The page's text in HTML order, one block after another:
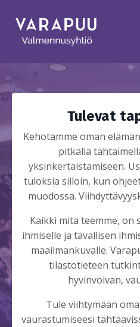
Tulevat
Kehotamme oman
pitkällä
yksinkertaistamiseen.
tuloksia silloin, kun
muodossa.
Kaikki mitä teemme, on
ihmiselle ja tavallisen
maailmankuvalle.
tilastotieteen
hyvinvoivan,
Tule viihtymään
vaurastumiseesi